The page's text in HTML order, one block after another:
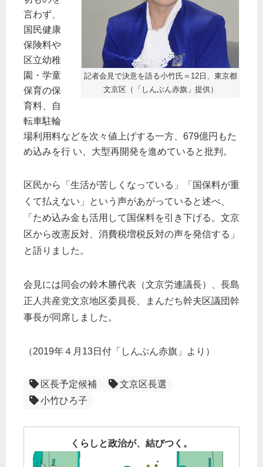
記者会見で決意を語る小竹氏＝12日、東京都
文京区（「しんぶん赤旗」提供）
言わず、
国民健康
保険料や
区立幼稚
園・学童
保育の保
育料、自
転車駐輪
場利用料などを次々値上げする一方、679億円もた
め込みを行 い、大型再開発を進めていると批判。
区民から「生活が苦しくなっている」「国保料が重
くて払えない」という声があがっていると述べ、
「ため込み金も活用して国保料を引き下げる。文京
区から改憲反対、消費税増税反対の声を発信する」
と語りました。
会見には同会の鈴木勝代表（文京労連議長）、長島
正人共産党文京地区委員長、まんだち幹夫区議団幹
事長が同席しました。
（2019年４月13日付「しんぶん赤旗」より）
区長予定候補
文京区長選
小竹ひろ子
くらしと政治が、結びつく。